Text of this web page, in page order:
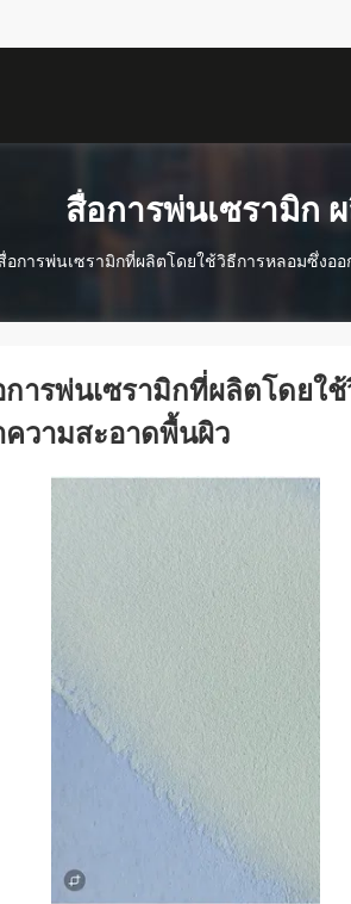
สื่อการพ่นเซรามิก
อการพ่นเซรามิกที่ผลิตโดยใช้วิธีการหลอมซึ่งอ
ารพ่นเซรามิกที่ผลิตโดยใ
วามสะอาดพื้นผิว